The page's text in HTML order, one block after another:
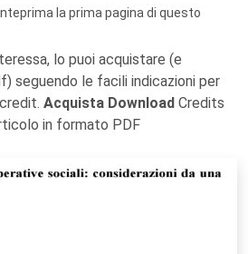
la prima pagina di questo
lo puoi acquistare (e
seguendo le facili indicazioni per
Acquista Download Credits
in formato PDF